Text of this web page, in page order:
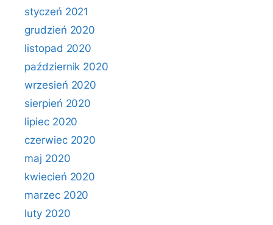
styczeń 2021
grudzień 2020
listopad 2020
październik 2020
wrzesień 2020
sierpień 2020
lipiec 2020
czerwiec 2020
maj 2020
kwiecień 2020
marzec 2020
luty 2020